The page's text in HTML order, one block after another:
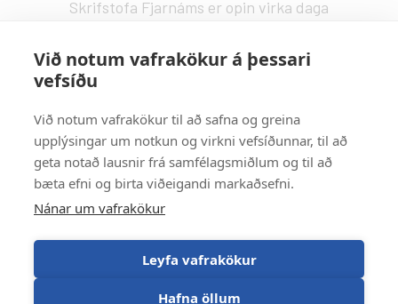
Við notum vafrakökur á þessari
vefsíðu
Við notum vafrakökur til að safna og greina
upplýsingar um notkun og virkni vefsíðunnar, til að
geta notað lausnir frá samfélagsmiðlum og til að
bæta efni og birta viðeigandi markaðsefni.
Nánar um vafrakökur
Leyfa vafrakökur
Hafna öllum
Skrifstofa Fjarnáms er opin virka daga
Strætisvagnar:
Númer 11 stansar við Háaleitisbraut.
Númer 2, 5, 15 og 17 stansa við Suðurlandsbraut.